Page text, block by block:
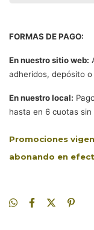
FORMAS DE PAGO:
En nuestro sitio web:
adheridos, depósito
En nuestro local:
hasta en 6 cuotas sin
Promociones
abonando en